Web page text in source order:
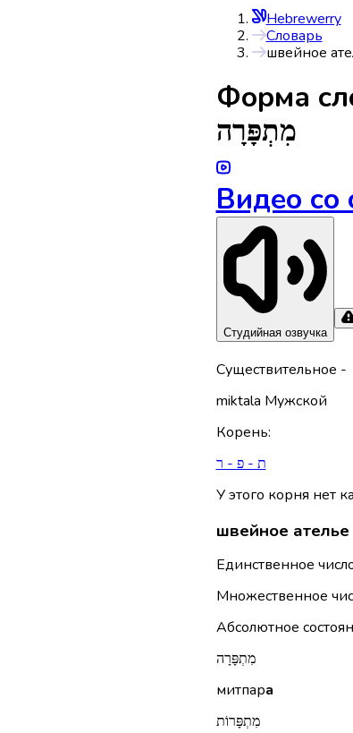
Hebrewerry
Словарь
швейное
Форма
מִתְפָּרָה
Видео со
Студийная озвучка
Существительное -
miktala Мужской
Корень:
ת - פ - ר
У этого корня нет
швейное ателье
Единственное
Множественное
Абсолютное
מִתְפָּרָה
митпара
מִתְפָּרוֹת